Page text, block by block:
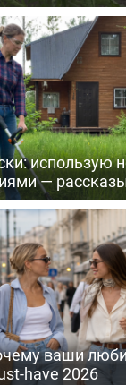
использую
—
ваши
have 2026